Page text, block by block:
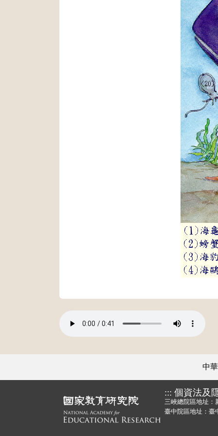
中
::: 個資法及
三峽總院區地址：
臺中院區地址：臺